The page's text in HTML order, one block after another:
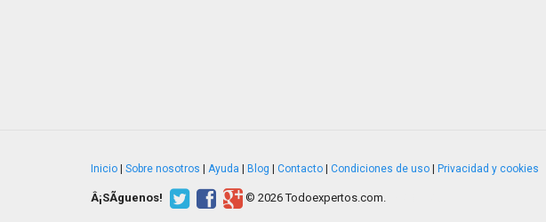
Inicio Sobre nosotros Ayuda Blog Contacto Condiciones de uso Privacidad y cookies
Â¡SÃ­guenos! © 2026 Todoexpertos.com.